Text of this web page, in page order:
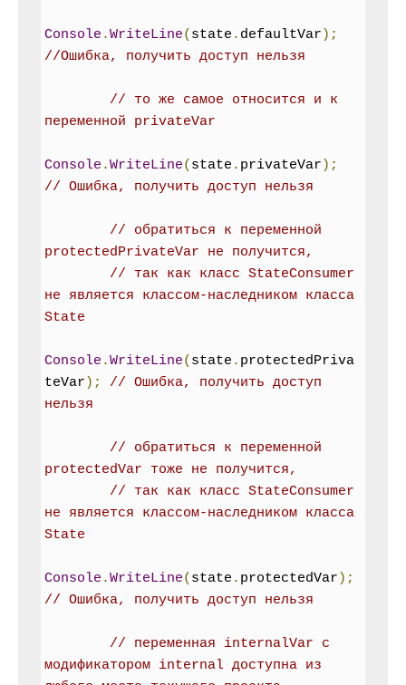
Console .WriteLine( state . defaultVar );
//Ошибка, получить доступ нельзя
// то же самое относится и к
переменной privateVar
Console .WriteLine( state . privateVar );
// Ошибка, получить доступ нельзя
// обратиться к переменной
protectedPrivateVar не получится,
// так как класс StateConsumer
не является классом-наследником класса
State
Console .WriteLine( state . protectedPriva
teVar );
// Ошибка, получить доступ
нельзя
// обратиться к переменной
protectedVar тоже не получится,
// так как класс StateConsumer
не является классом-наследником класса
State
Console .WriteLine( state . protectedVar );
// Ошибка, получить доступ нельзя
// переменная internalVar с
модификатором internal доступна из